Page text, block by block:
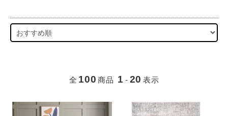
全 100 商品 1 - 20 表示